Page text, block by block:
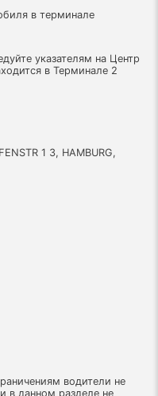
в терминале
указателям на Центр
в Терминале 2
1 3, HAMBURG,
водители не
в данном разделе не